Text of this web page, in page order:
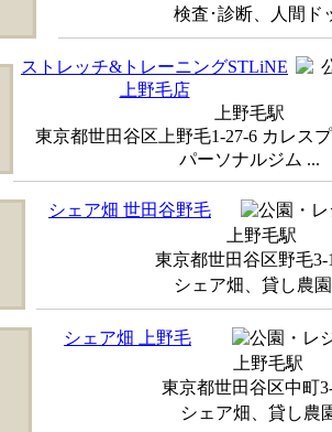
検査･診断、人間ド
ストレッチ&トレーニングSTLiNE
上野毛店
上野毛駅
東京都世田谷区上野毛1-27-6 カレス
パーソナルジム ...
シェア畑 世田谷野毛
上野毛駅
東京都世田谷区野毛3-
シェア畑、貸し農
シェア畑 上野毛
上野毛駅
東京都世田谷区中町
シェア畑、貸し農